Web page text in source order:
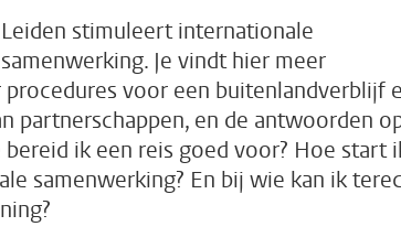
stimuleert internationale
Je vindt hier meer
voor een buitenlandverblijf
partnerschappen, en de antwoorden
bereid ik een reis goed voor? Hoe start
samenwerking? En bij wie kan ik